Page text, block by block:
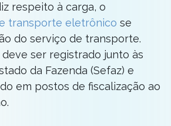
respeito à carga, o
transporte eletrônico se
do serviço de transporte.
ser registrado junto às
da Fazenda (Sefaz) e
em postos de fiscalização ao